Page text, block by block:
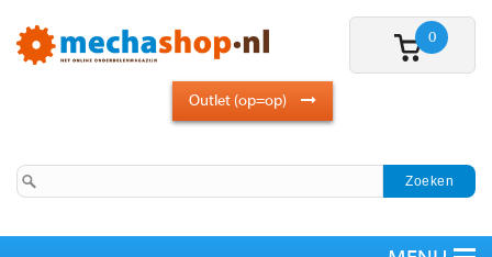
0
Outlet (op=op)